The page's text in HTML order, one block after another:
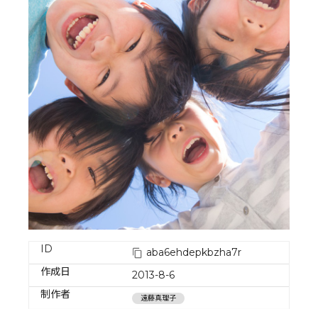
ID
aba6ehdepkbzha7r
作成日
2013-8-6
制作者
遠藤真理子